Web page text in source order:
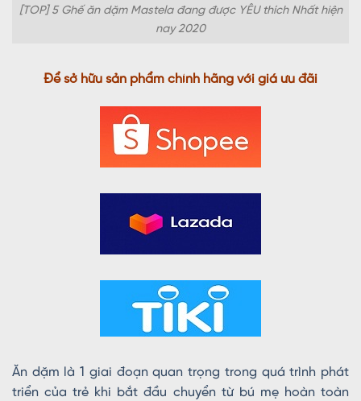
[TOP] 5 Ghế ăn dặm Mastela đang được YÊU thích Nhất hiện
nay 2020
Để sở hữu sản phẩm chính hãng với giá ưu đãi
Ăn dặm là 1 giai đoạn quan trọng trong quá trình phát
triển của trẻ khi bắt đầu chuyển từ bú mẹ hoàn toàn